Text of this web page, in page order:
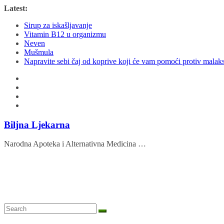
Skip
content
Latest:
Sirup za iskašljavanje
Vitamin B12 u organizmu
Neven
Mušmula
Napravite sebi čaj od koprive koji će vam pomoći protiv
Biljna Ljekarna
Narodna Apoteka i Alternativna Medicina …